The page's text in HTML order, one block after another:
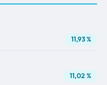
11,93 %
11,02 %